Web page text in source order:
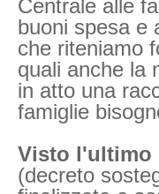
Centrale alle
buoni spesa e
che riteniamo
quali anche la
in atto una
famiglie
Visto l'ultimo
(decreto